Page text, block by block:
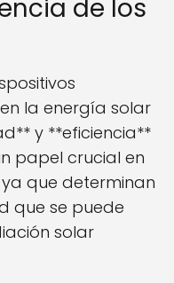
de los
la energía solar
y **eficiencia**
papel crucial en
que determinan
que se puede
solar